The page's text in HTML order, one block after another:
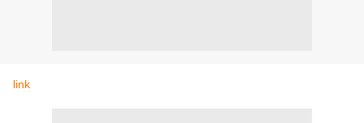
link